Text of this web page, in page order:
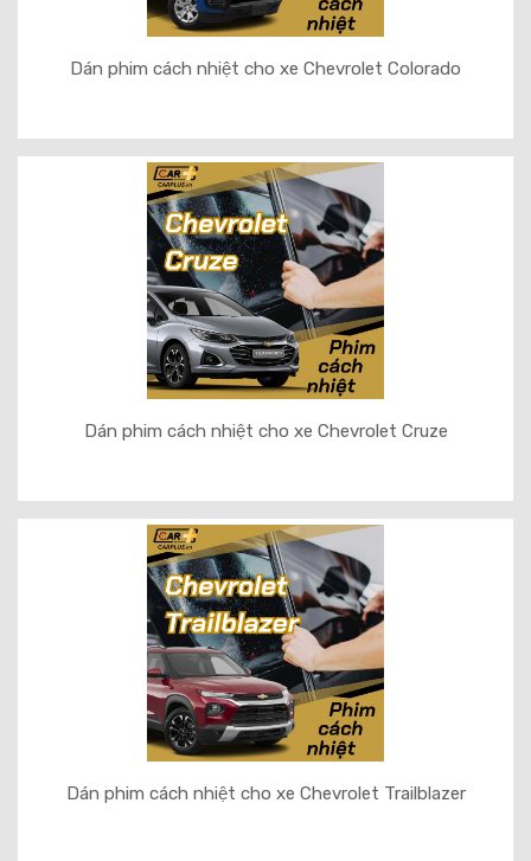
Dán phim cách nhiệt cho xe Chevrolet Colorado
Dán phim cách nhiệt cho xe Chevrolet Cruze
Dán phim cách nhiệt cho xe Chevrolet Trailblazer